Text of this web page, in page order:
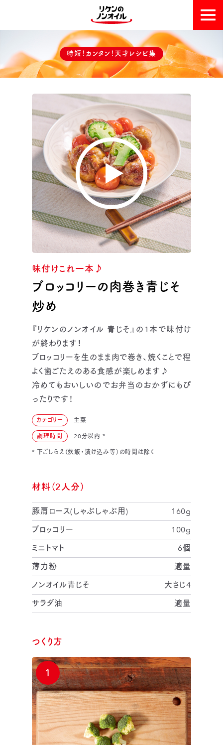
おいしい理由
天才レシピ集
時短！カンタン！天才レシピ集
味付けこれ一本♪
ブロッコリーの肉巻き青じそ
炒め
『リケンのノンオイル 青じそ』の1本で味付け
が終わります！
ブロッコリーを生のまま肉で巻き、焼くことで程
よく歯ごたえのある食感が楽しめます♪
冷めてもおいしいのでお弁当のおかずにもぴ
ったりです！
カテゴリー 主菜
調理時間 20分以内 *
* 下ごしらえ（炊飯・漬け込み等）の時間は除く
材料（2人分）
豚肩ロース(しゃぶしゃぶ用)
160g
ブロッコリー
100g
ミニトマト
6個
薄力粉
適量
ノンオイル青じそ
大さじ4
サラダ油
適量
つくり方
1